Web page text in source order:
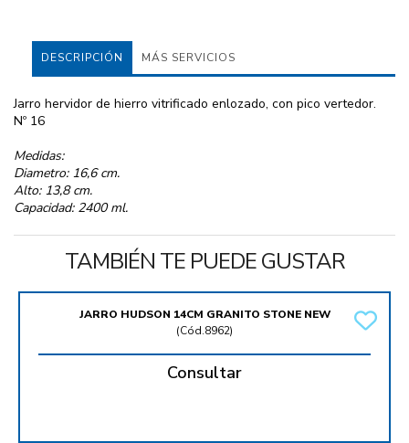
DESCRIPCIÓN MÁS SERVICIOS
Jarro hervidor de hierro vitrificado enlozado, con pico vertedor.
Nº 16
Medidas:
Diametro: 16,6 cm.
Alto: 13,8 cm.
Capacidad: 2400 ml.
TAMBIÉN TE PUEDE GUSTAR
JARRO HUDSON 14CM GRANITO STONE NEW
(Cód.8962)
Consultar